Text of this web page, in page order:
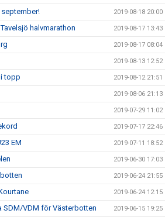
2019-08-18 20:00
halvmarathon 2019-08-17 13:43
2019-08-17 08:04
2019-08-13 12:52
topp 2019-08-12 21:51
2019-08-06 21:13
2019-07-29 11:02
2019-07-17 22:46
EM 2019-07-11 18:52
2019-06-30 17:03
2019-06-24 21:55
2019-06-24 12:15
SDM/VDM för Västerbotten 2019-06-15 19:25